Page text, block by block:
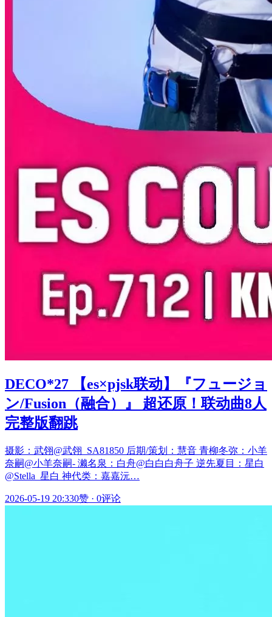
DECO*27 【es×pjsk联动】『フュージョ
ン/Fusion（融合）』 超还原！联动曲8人
完整版翻跳
摄影：武翎@武翎_SA81850 后期/策划：慧音 青柳冬弥：小羊
奈嗣@小羊奈嗣- 濑名泉：白舟@白白白舟子 逆先夏目：星白
@Stella_星白 神代类：嘉嘉沅…
2026-05-19 20:330赞 · 0评论